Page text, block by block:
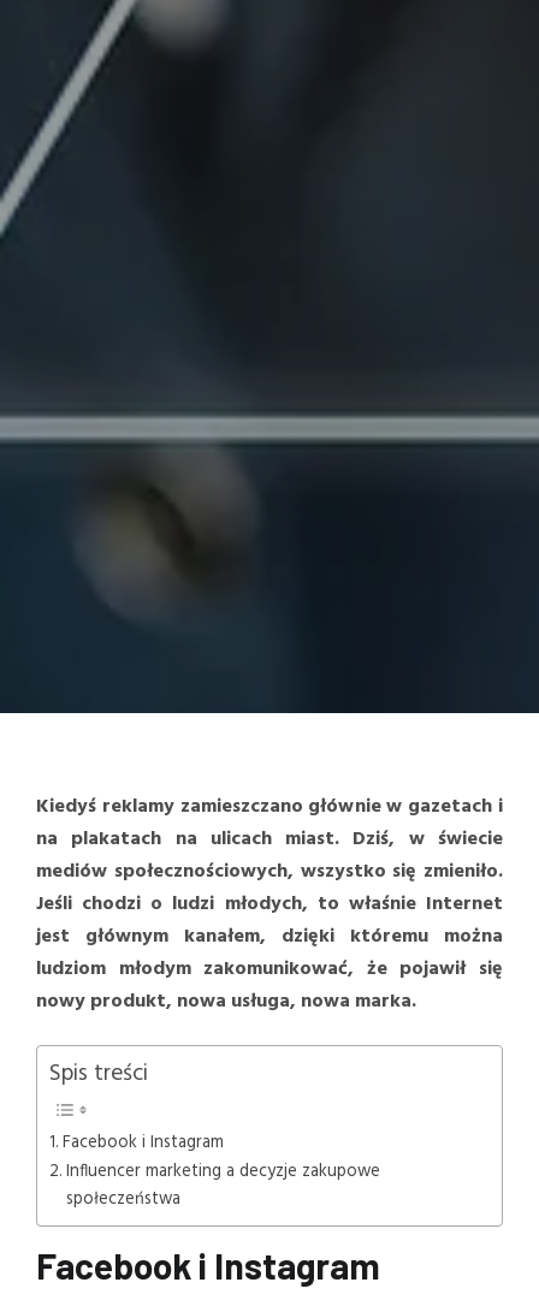
Kiedyś reklamy zamieszczano głównie w gazetach i
na plakatach na ulicach miast. Dziś, w świecie
mediów społecznościowych, wszystko się zmieniło.
Jeśli chodzi o ludzi młodych, to właśnie Internet
jest głównym kanałem, dzięki któremu można
ludziom młodym zakomunikować, że pojawił się
nowy produkt, nowa usługa, nowa marka.
Spis treści
Facebook i Instagram
Influencer marketing a decyzje zakupowe
społeczeństwa
Facebook i Instagram